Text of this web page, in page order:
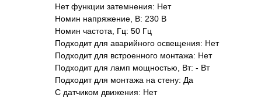
Нет функции затемнения: Нет
Номин напряжение, В: 230 В
Номин частота, Гц: 50 Гц
Подходит для аварийного освещения: Нет
Подходит для встроенного монтажа: Нет
Подходит для ламп мощностью, Вт: - Вт
Подходит для монтажа на стену: Да
С датчиком движения: Нет